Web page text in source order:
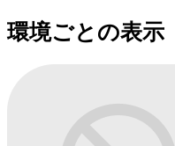
環境ごとの表示